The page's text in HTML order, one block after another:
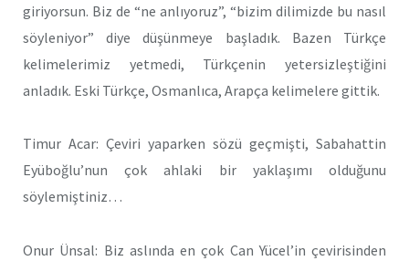
giriyorsun. Biz de “ne anlıyoruz”, “bizim dilimizde bu nasıl
söyleniyor” diye düşünmeye başladık. Bazen Türkçe
kelimelerimiz yetmedi, Türkçenin yetersizleştiğini
anladık. Eski Türkçe, Osmanlıca, Arapça kelimelere gittik.
Timur Acar: Çeviri yaparken sözü geçmişti, Sabahattin
Eyüboğlu’nun çok ahlaki bir yaklaşımı olduğunu
söylemiştiniz…
Onur Ünsal: Biz aslında en çok Can Yücel’in çevirisinden